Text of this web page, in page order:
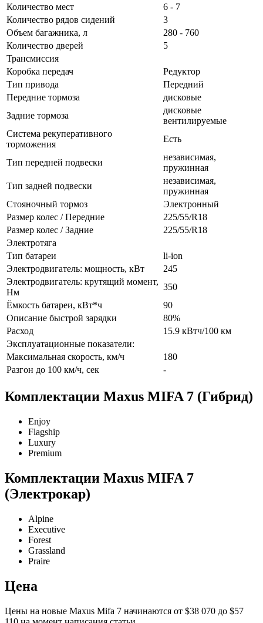
Количество мест
6 - 7
Количество рядов сидений
3
Объем багажника, л
280 - 760
Количество дверей
5
Трансмиссия
Коробка передач
Редуктор
Тип привода
Передний
Передние тормоза
дисковые
Задние тормоза
дисковые
вентилируемые
Система рекуперативного
торможения
Есть
Тип передней подвески
независимая,
пружинная
Тип задней подвески
независимая,
пружинная
Стояночный тормоз
Электронный
Размер колес / Передние
225/55/R18
Размер колес / Задние
225/55/R18
Электротяга
Тип батареи
li-ion
Электродвигатель: мощность, кВт
245
Электродвигатель: крутящий момент,
Нм
350
Ёмкость батареи, кВт*ч
90
Описание быстрой зарядки
80%
Расход
15.9 кВтч/100 км
Эксплуатационные показатели:
Максимальная скорость, км/ч
180
Разгон до 100 км/ч, сек
-
Комплектации Maxus MIFA 7 (Гибрид)
Enjoy
Flagship
Luxury
Premium
Комплектации Maxus MIFA 7
(Электрокар)
Alpine
Executive
Forest
Grassland
Praire
Цена
Цены на новые Maxus Mifa 7 начинаются от $38 070 до $57